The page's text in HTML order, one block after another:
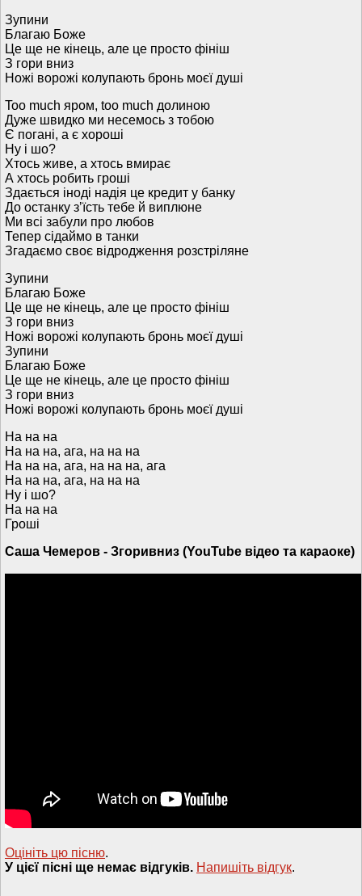
Зупини
Благаю Боже
Це ще не кінець, але це просто фініш
З гори вниз
Ножі ворожі колупають бронь моєї душі
Too much яром, too much долиною
Дуже швидко ми несемось з тобою
Є погані, а є хороші
Ну і шо?
Хтось живе, а хтось вмирає
А хтось робить гроші
Здається іноді надія це кредит у банку
До останку зʼїсть тебе й виплюне
Ми всі забули про любов
Тепер сідаймо в танки
Згадаємо своє відродження розстріляне
Зупини
Благаю Боже
Це ще не кінець, але це просто фініш
З гори вниз
Ножі ворожі колупають бронь моєї душі
Зупини
Благаю Боже
Це ще не кінець, але це просто фініш
З гори вниз
Ножі ворожі колупають бронь моєї душі
На на на
На на на, ага, на на на
На на на, ага, на на на, ага
На на на, ага, на на на
Ну і шо?
На на на
Гроші
Саша Чемеров - Згоривниз (YouTube відео та караоке)
Оцініть цю пісню.
У цієї пісні ще немає відгуків. Напишiть вiдгук.